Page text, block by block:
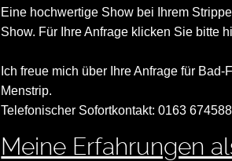
Eine hochwertige Show bei Ihrem
Show. Für Ihre Anfrage klicken Sie bitte
Ich freue mich über Ihre Anfrage für
Menstrip.
Telefonischer Sofortkontakt: 0163
Meine Erfahrungen